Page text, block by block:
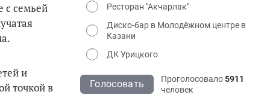
с семьей
и
точкой в
Ресторан "Акчарлак"
Диско-бар в Молодёжном центре в
Казани
ДК Урицкого
Голосовать Проголосовало5911
человек